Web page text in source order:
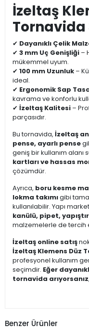
İzeltaş
Tornavida
✔ Dayanıklı Çelik
✔ 3 mm Uç Genişliği –
mükemmel uyum.
✔ 100 mm Uzunluk –
ideal.
✔ Ergonomik Sap
kavrama ve konforlu
✔ İzeltaş Kalitesi –
parçasıdır.
Bu tornavida, İzeltaş
pense, ayarlı pense
geniş bir kullanım alanı
kartları ve hassas
çözümdür.
Ayrıca, boru kesme
lokma takımıgibi
kullanılabilir. Yapı
kanülü, pipet,
malzemelerle de tercih
İzeltaş online satış
İzeltaş Klemens Düz
profesyonel kullanım
seçimdir. Eğer
tornavida
Benzer Ürünler